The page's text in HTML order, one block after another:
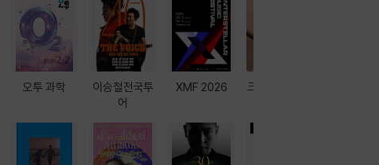
오투 과학
이승철전국투
어
XMF 2026
크레마 이북 리